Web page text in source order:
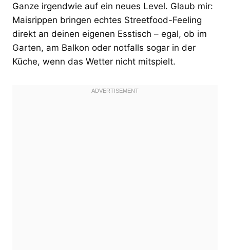
Ganze irgendwie auf ein neues Level. Glaub mir:
Maisrippen bringen echtes Streetfood-Feeling
direkt an deinen eigenen Esstisch – egal, ob im
Garten, am Balkon oder notfalls sogar in der
Küche, wenn das Wetter nicht mitspielt.